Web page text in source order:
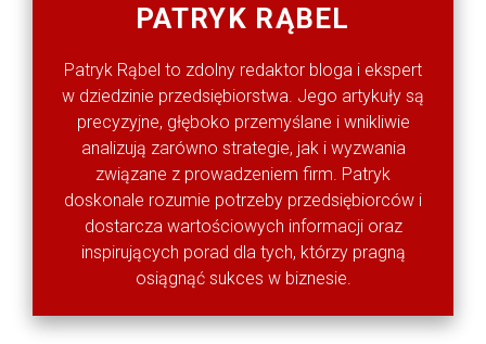
PATRYK RĄBEL
Patryk Rąbel to zdolny redaktor bloga i ekspert
w dziedzinie przedsiębiorstwa. Jego artykuły są
precyzyjne, głęboko przemyślane i wnikliwie
analizują zarówno strategie, jak i wyzwania
związane z prowadzeniem firm. Patryk
doskonale rozumie potrzeby przedsiębiorców i
dostarcza wartościowych informacji oraz
inspirujących porad dla tych, którzy pragną
osiągnąć sukces w biznesie.